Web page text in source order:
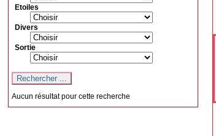
Etoiles
Divers
Sortie
Aucun résultat pour cette recherche